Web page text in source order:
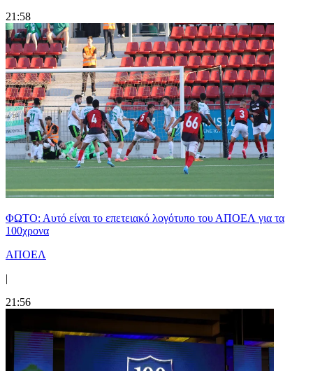
21:58
ΦΩΤΟ: Αυτό είναι το επετειακό λογότυπο του ΑΠΟΕΛ για τα
100χρονα
ΑΠΟΕΛ
|
21:56